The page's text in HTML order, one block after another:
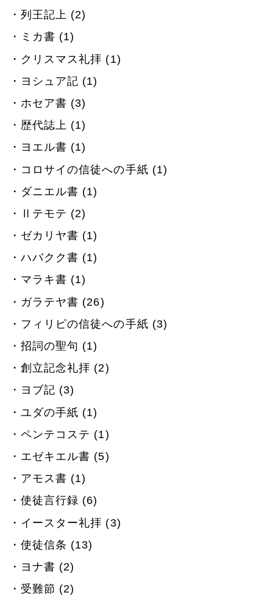
列王記上 (2)
ミカ書 (1)
クリスマス礼拝 (1)
ヨシュア記 (1)
ホセア書 (3)
歴代誌上 (1)
ヨエル書 (1)
コロサイの信徒への手紙 (1)
ダニエル書 (1)
Ⅱテモテ (2)
ゼカリヤ書 (1)
ハバクク書 (1)
マラキ書 (1)
ガラテヤ書 (26)
フィリピの信徒への手紙 (3)
招詞の聖句 (1)
創立記念礼拝 (2)
ヨブ記 (3)
ユダの手紙 (1)
ペンテコステ (1)
エゼキエル書 (5)
アモス書 (1)
使徒言行録 (6)
イースター礼拝 (3)
使徒信条 (13)
ヨナ書 (2)
受難節 (2)